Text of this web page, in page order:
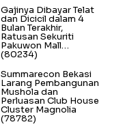
Gajinya Dibayar Telat
dan Dicicil dalam 4
Bulan Terakhir,
Ratusan Sekuriti
Pakuwon Mall…
(80234)
Summarecon Bekasi
Larang Pembangunan
Mushola dan
Perluasan Club House
Cluster Magnolia
(78782)